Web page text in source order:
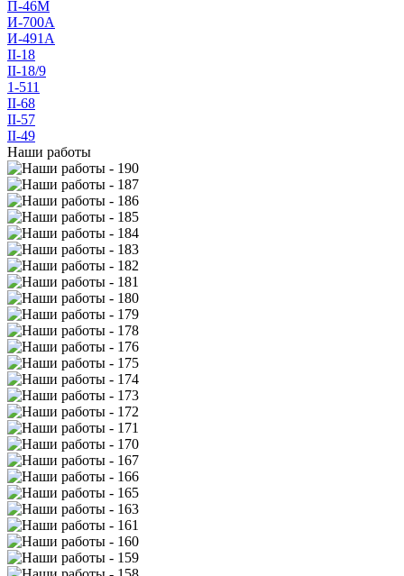
П-46М
И-700А
И-491А
II-18
II-18/9
1-511
II-68
II-57
II-49
Наши работы